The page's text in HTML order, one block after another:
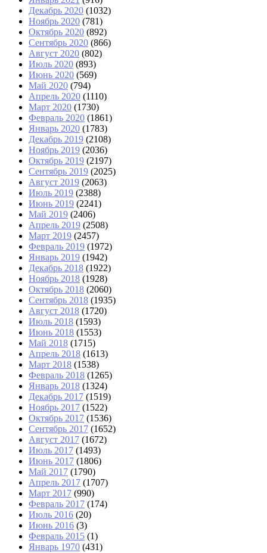
Декабрь 2020 (1032)
Ноябрь 2020 (781)
Октябрь 2020 (892)
Сентябрь 2020 (866)
Август 2020 (802)
Июль 2020 (893)
Июнь 2020 (569)
Май 2020 (794)
Апрель 2020 (1110)
Март 2020 (1730)
Февраль 2020 (1861)
Январь 2020 (1783)
Декабрь 2019 (2108)
Ноябрь 2019 (2036)
Октябрь 2019 (2197)
Сентябрь 2019 (2025)
Август 2019 (2063)
Июль 2019 (2388)
Июнь 2019 (2241)
Май 2019 (2406)
Апрель 2019 (2508)
Март 2019 (2457)
Февраль 2019 (1972)
Январь 2019 (1942)
Декабрь 2018 (1922)
Ноябрь 2018 (1928)
Октябрь 2018 (2060)
Сентябрь 2018 (1935)
Август 2018 (1720)
Июль 2018 (1593)
Июнь 2018 (1553)
Май 2018 (1715)
Апрель 2018 (1613)
Март 2018 (1538)
Февраль 2018 (1265)
Январь 2018 (1324)
Декабрь 2017 (1519)
Ноябрь 2017 (1522)
Октябрь 2017 (1536)
Сентябрь 2017 (1652)
Август 2017 (1672)
Июль 2017 (1493)
Июнь 2017 (1806)
Май 2017 (1790)
Апрель 2017 (1707)
Март 2017 (990)
Февраль 2017 (174)
Июль 2016 (20)
Июнь 2016 (3)
Февраль 2015 (1)
Январь 1970 (431)